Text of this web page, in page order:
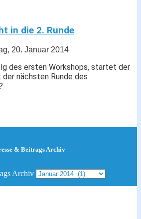
in die 2. Runde
20. Januar 2014
des ersten Workshops, startet der
nächsten Runde des
& Beitrags Archiv
Archiv